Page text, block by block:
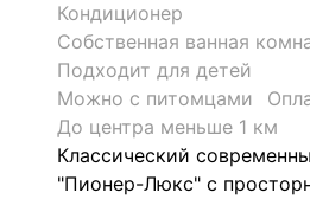
Кондиционер
Собственная ванная
Подходит для детей
Можно с питомцами
До центра меньше 1 км
Классический
"Пионер-Люкс" с